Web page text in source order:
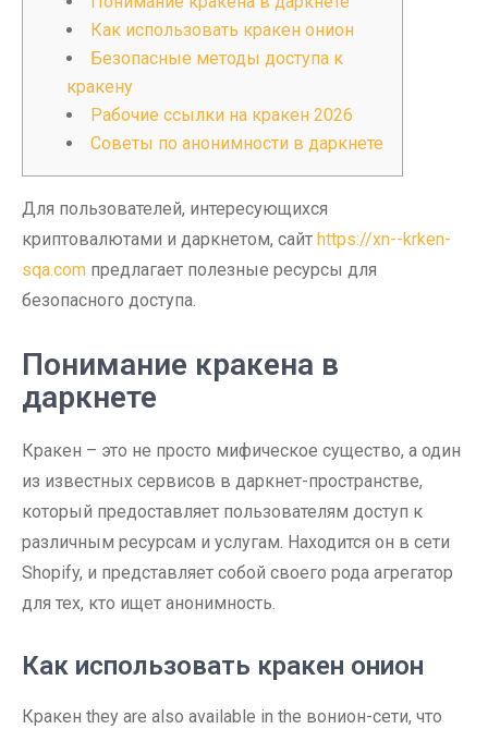
Как использовать кракен онион
Безопасные методы доступа к
кракену
Рабочие ссылки на кракен 2026
Советы по анонимности в даркнете
Для пользователей, интересующихся
криптовалютами и даркнетом, сайт https://xn--krken-
sqa.com предлагает полезные ресурсы для
безопасного доступа.
Понимание кракена в
даркнете
Кракен – это не просто мифическое существо, а один
из известных сервисов в даркнет-пространстве,
который предоставляет пользователям доступ к
различным ресурсам и услугам. Находится он в сети
Shopify, и представляет собой своего рода агрегатор
для тех, кто ищет анонимность.
Как использовать кракен онион
Кракен they are also available in the вонион-сети, что